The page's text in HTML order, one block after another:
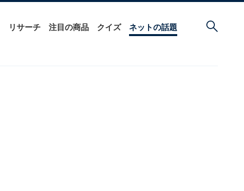
リサーチ 注目の商品 クイズ ネットの話題